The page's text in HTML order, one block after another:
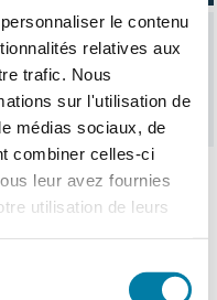
le contenu
relatives aux
trafic. Nous
sur l'utilisation de
médias sociaux, de
combiner celles-ci
leur avez fournies
utilisation de leurs